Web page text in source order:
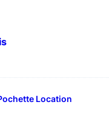
Location